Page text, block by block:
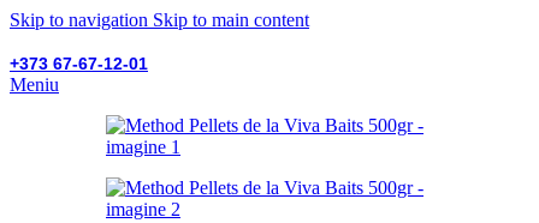
Skip to navigation Skip to main content
+373 67-67-12-01
Meniu